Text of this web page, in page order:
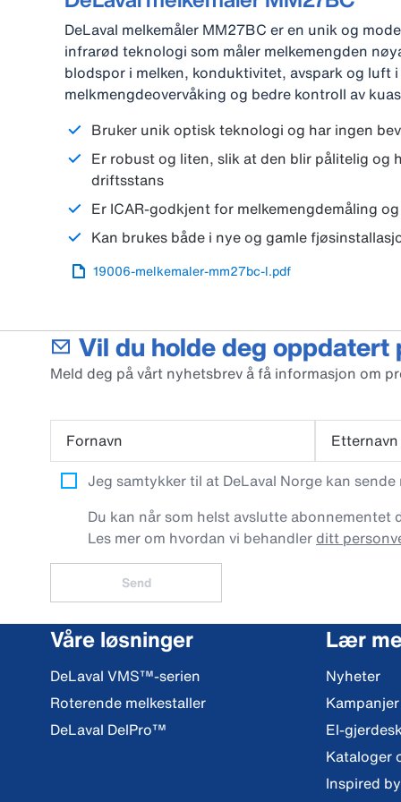
DeLaval melkemåler MM27BC er en unik og
infrarød teknologi som måler melkemengden
blodspor i melken, konduktivitet, avspark og luft
melkmengdeovervåking og bedre kontroll av
Bruker unik optisk teknologi og har ingen
Er robust og liten, slik at den blir pålitelig og
driftsstans
Er ICAR-godkjent for melkemengdemåling
Kan brukes både i nye og gamle
19006-melkemaler-mm27bc-l.pdf
Vil du holde deg oppdatert
Meld deg på vårt nyhetsbrev å få informasjon om
Fornavn Etternavn
Jeg samtykker til at DeLaval Norge kan
Du kan når som helst avslutte
Les mer om hvordan vi behandlerditt
Send
Våre løsninger
DeLaval VMS™-serien
Roterende melkestaller
DeLaval DelPro™
Lær
Nyheter
Kampanjer
El-
Kataloger
Inspired